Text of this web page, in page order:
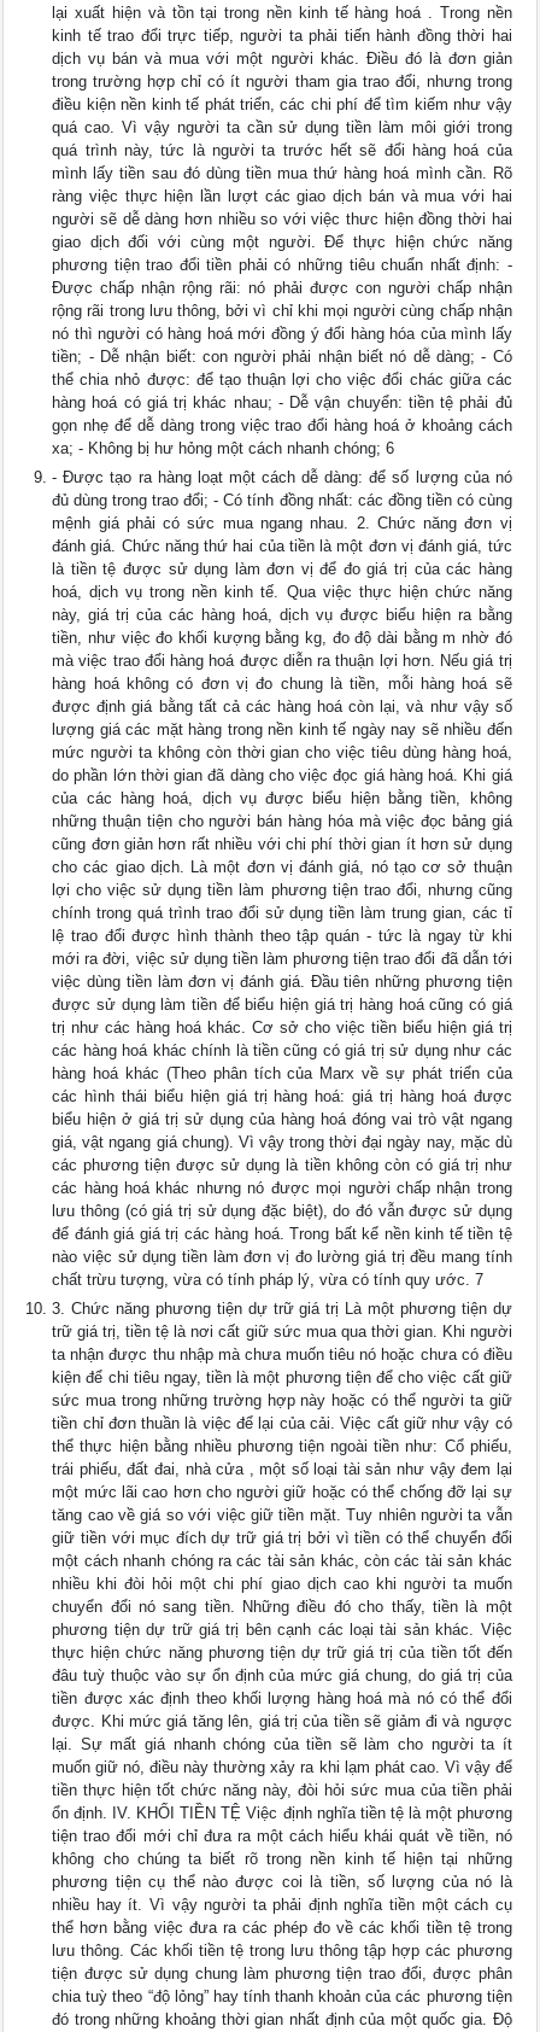
lại xuất hiện và tồn tại trong nền kinh tế hàng hoá . Trong nền
kinh tế trao đổi trực tiếp, người ta phải tiến hành đồng thời hai
dịch vụ bán và mua với một người khác. Điều đó là đơn giản
trong trường hợp chỉ có ít người tham gia trao đổi, nhưng trong
điều kiện nền kinh tế phát triển, các chi phí để tìm kiếm như vậy
quá cao. Vì vậy người ta cần sử dụng tiền làm môi giới trong
quá trình này, tức là người ta trước hết sẽ đổi hàng hoá của
mình lấy tiền sau đó dùng tiền mua thứ hàng hoá mình cần. Rõ
ràng việc thực hiện lần lượt các giao dịch bán và mua với hai
người sẽ dễ dàng hơn nhiều so với việc thưc hiện đồng thời hai
giao dịch đối với cùng một người. Để thực hiện chức năng
phương tiện trao đổi tiền phải có những tiêu chuẩn nhất định: -
Được chấp nhận rộng rãi: nó phải được con người chấp nhận
rộng rãi trong lưu thông, bởi vì chỉ khi mọi người cùng chấp nhận
nó thì người có hàng hoá mới đồng ý đổi hàng hóa của mình lấy
tiền; - Dễ nhận biết: con người phải nhận biết nó dễ dàng; - Có
thể chia nhỏ được: để tạo thuận lợi cho việc đổi chác giữa các
hàng hoá có giá trị khác nhau; - Dễ vận chuyển: tiền tệ phải đủ
gọn nhẹ để dễ dàng trong việc trao đổi hàng hoá ở khoảng cách
xa; - Không bị hư hỏng một cách nhanh chóng; 6
- Được tạo ra hàng loạt một cách dễ dàng: để số lượng của nó
đủ dùng trong trao đổi; - Có tính đồng nhất: các đồng tiền có cùng
mệnh giá phải có sức mua ngang nhau. 2. Chức năng đơn vị
đánh giá. Chức năng thứ hai của tiền là một đơn vị đánh giá, tức
là tiền tệ được sử dụng làm đơn vị để đo giá trị của các hàng
hoá, dịch vụ trong nền kinh tế. Qua việc thực hiện chức năng
này, giá trị của các hàng hoá, dịch vụ được biểu hiện ra bằng
tiền, như việc đo khối kượng bằng kg, đo độ dài bằng m nhờ đó
mà việc trao đổi hàng hoá được diễn ra thuận lợi hơn. Nếu giá trị
hàng hoá không có đơn vị đo chung là tiền, mỗi hàng hoá sẽ
được định giá bằng tất cả các hàng hoá còn lại, và như vậy số
lượng giá các mặt hàng trong nền kinh tế ngày nay sẽ nhiều đến
mức người ta không còn thời gian cho việc tiêu dùng hàng hoá,
do phần lớn thời gian đã dàng cho việc đọc giá hàng hoá. Khi giá
của các hàng hoá, dịch vụ được biểu hiện bằng tiền, không
những thuận tiện cho người bán hàng hóa mà việc đọc bảng giá
cũng đơn giản hơn rất nhiều với chi phí thời gian ít hơn sử dụng
cho các giao dịch. Là một đơn vị đánh giá, nó tạo cơ sở thuận
lợi cho việc sử dụng tiền làm phương tiện trao đổi, nhưng cũng
chính trong quá trình trao đổi sử dụng tiền làm trung gian, các tỉ
lệ trao đổi được hình thành theo tập quán - tức là ngay từ khi
mới ra đời, việc sử dụng tiền làm phương tiện trao đổi đã dẫn tới
việc dùng tiền làm đơn vị đánh giá. Đầu tiên những phương tiện
được sử dụng làm tiền để biểu hiện giá trị hàng hoá cũng có giá
trị như các hàng hoá khác. Cơ sở cho việc tiền biểu hiện giá trị
các hàng hoá khác chính là tiền cũng có giá trị sử dụng như các
hàng hoá khác (Theo phân tích của Marx về sự phát triển của
các hình thái biểu hiện giá trị hàng hoá: giá trị hàng hoá được
biểu hiện ở giá trị sử dụng của hàng hoá đóng vai trò vật ngang
giá, vật ngang giá chung). Vì vậy trong thời đại ngày nay, mặc dù
các phương tiện được sử dụng là tiền không còn có giá trị như
các hàng hoá khác nhưng nó được mọi người chấp nhận trong
lưu thông (có giá trị sử dụng đặc biệt), do đó vẫn được sử dụng
để đánh giá giá trị các hàng hoá. Trong bất kể nền kinh tế tiền tệ
nào việc sử dụng tiền làm đơn vị đo lường giá trị đều mang tính
chất trừu tượng, vừa có tính pháp lý, vừa có tính quy ước. 7
3. Chức năng phương tiện dự trữ giá trị Là một phương tiện dự
trữ giá trị, tiền tệ là nơi cất giữ sức mua qua thời gian. Khi người
ta nhận được thu nhập mà chưa muốn tiêu nó hoặc chưa có điều
kiện để chi tiêu ngay, tiền là một phương tiện để cho việc cất giữ
sức mua trong những trường hợp này hoặc có thể người ta giữ
tiền chỉ đơn thuần là việc để lại của cải. Việc cất giữ như vậy có
thể thực hiện bằng nhiều phương tiện ngoài tiền như: Cổ phiếu,
trái phiếu, đất đai, nhà cửa , một số loại tài sản như vậy đem lại
một mức lãi cao hơn cho người giữ hoặc có thể chống đỡ lại sự
tăng cao về giá so với việc giữ tiền mặt. Tuy nhiên người ta vẫn
giữ tiền với mục đích dự trữ giá trị bởi vì tiền có thể chuyển đổi
một cách nhanh chóng ra các tài sản khác, còn các tài sản khác
nhiều khi đòi hỏi một chi phí giao dịch cao khi người ta muốn
chuyển đổi nó sang tiền. Những điều đó cho thấy, tiền là một
phương tiện dự trữ giá trị bên cạnh các loại tài sản khác. Việc
thực hiện chức năng phương tiện dự trữ giá trị của tiền tốt đến
đâu tuỳ thuộc vào sự ổn định của mức giá chung, do giá trị của
tiền được xác định theo khối lượng hàng hoá mà nó có thể đổi
được. Khi mức giá tăng lên, giá trị của tiền sẽ giảm đi và ngược
lại. Sự mất giá nhanh chóng của tiền sẽ làm cho người ta ít
muốn giữ nó, điều này thường xảy ra khi lạm phát cao. Vì vậy để
tiền thực hiện tốt chức năng này, đòi hỏi sức mua của tiền phải
ổn định. IV. KHỐI TIỀN TỆ Việc định nghĩa tiền tệ là một phương
tiện trao đổi mới chỉ đưa ra một cách hiểu khái quát về tiền, nó
không cho chúng ta biết rõ trong nền kinh tế hiện tại những
phương tiện cụ thể nào được coi là tiền, số lượng của nó là
nhiều hay ít. Vì vậy người ta phải định nghĩa tiền một cách cụ
thể hơn bằng việc đưa ra các phép đo về các khối tiền tệ trong
lưu thông. Các khối tiền tệ trong lưu thông tập hợp các phương
tiện được sử dụng chung làm phương tiện trao đổi, được phân
chia tuỳ theo “độ lỏng” hay tính thanh khoản của các phương tiện
đó trong những khoảng thời gian nhất định của một quốc gia. Độ